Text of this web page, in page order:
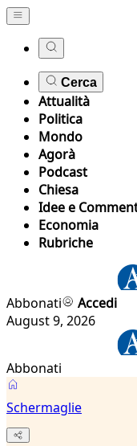
Cerca
Attualità
Politica
Mondo
Agorà
Podcast
Chiesa
Idee e
Economia
Rubriche
Abbonati
Accedi
August 9, 2026
Abbonati
Schermaglie